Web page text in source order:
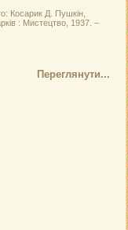
Косарик Д. Пушкін,
: Мистецтво, 1937. –
Переглянути...